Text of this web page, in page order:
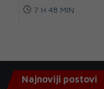
7 H 48 MIN
Najnoviji postovi